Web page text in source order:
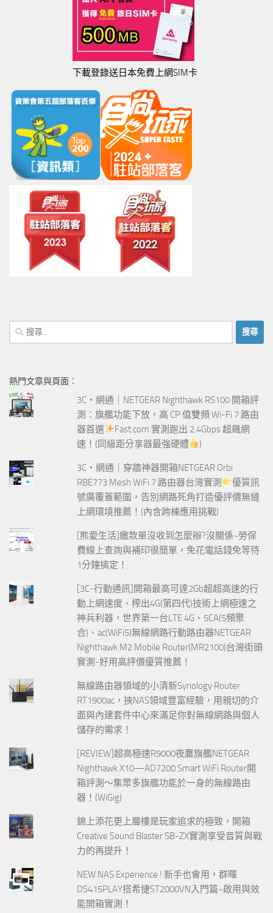
下載登錄送日本免費上網SIM卡
搜
尋
字:
熱門文章與頁面︰
3C‧網通｜NETGEAR Nighthawk RS100 開箱評
測：旗艦功能下放，高 CP 值雙頻 Wi-Fi 7 路由
器首選
Fast.com 實測跑出 2.4Gbps 超飆網
速！(同級距分享器最強硬體
)
3C‧網通｜穿牆神器開箱NETGEAR Orbi
RBE773 Mesh WiFi 7 路由器台灣實測
優質訊
號廣覆蓋範圍，告別網路死角打造優評價無縫
上網環境推薦！(內含跨棟應用挑戰)
[熊愛生活]繳款單沒收到怎麼辦?沒關係~勞保
費線上查詢與補印很簡單，免花電話錢免等待
1分鐘搞定！
[3C-行動通訊]開箱最高可達2Gb超超高速的行
動上網速度、榨出4G(第四代)技術上網極速之
神兵利器，世界第一台LTE 4G、5CA(5頻聚
合)、ac(WiFi5)無線網路行動路由器NETGEAR
Nighthawk M2 Mobile Router(MR2100)台灣街頭
實測-好用高評價優質推薦！
無線路由器領域的小清新Synology Router
RT1900ac，挾NAS領域豐富經驗，用親切的介
面與內建套件中心來滿足你對無線網路與個人
儲存的需求！
[REVIEW]超高極速R9000夜鷹旗艦NETGEAR
Nighthawk X10—AD7200 Smart WiFi Router開
箱評測～集眾多旗艦功能於一身的無線路由
器！(WiGig)
錦上添花更上層樓是玩家追求的極致，開箱
Creative Sound Blaster SB-ZX實測享受音質與戰
力的再提升！
NEW NAS Experience ! 新手也會用，群暉
DS415PLAY搭希捷ST2000VN入門篇~啟用與效
能開箱實測！